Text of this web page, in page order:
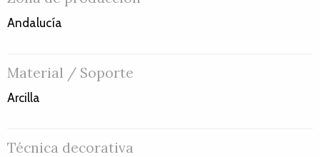
Andalucía
Material / Soporte
Arcilla
Técnica decorativa